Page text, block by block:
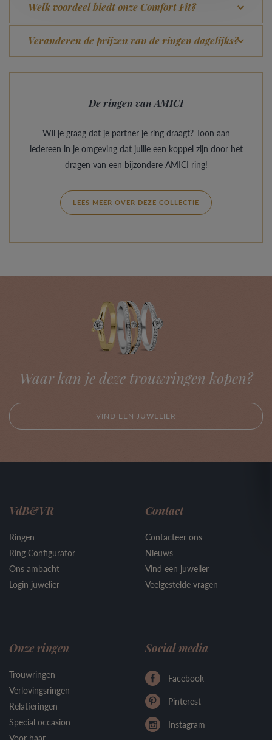
Welk voordeel biedt onze Comfort Fit?
Veranderen de prijzen van de ringen dagelijks?
De ringen van AMICI
Wil je graag dat je partner je ring draagt? Toon aan
iedereen in je omgeving dat jullie een koppel zijn door het
dragen van een bijzondere AMICI ring!
LEES MEER OVER DEZE COLLECTIE
Waar kan je deze trouwringen kopen?
VIND EEN JUWELIER
VdB&VR
Ringen
Ring Configurator
Ons ambacht
Login juwelier
Contact
Contacteer ons
Nieuws
Vind een juwelier
Veelgestelde vragen
Onze ringen
Trouwringen
Verlovingsringen
Relatieringen
Special occasion
Voor haar
Social media
Facebook
Pinterest
Instagram